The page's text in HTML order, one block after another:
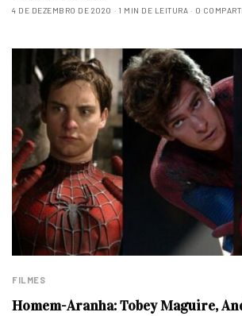
4 DE DEZEMBRO DE 2020
1 MIN DE LEITURA 0
FILMES
Homem-Aranha: Tobey Maguire,